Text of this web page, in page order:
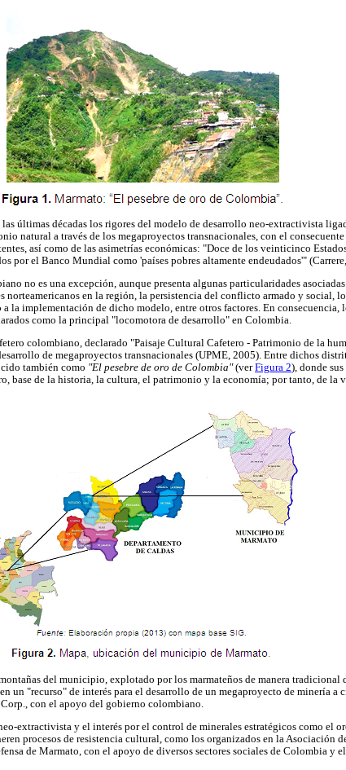
últimas décadas los rigores del modelo de desarrollo neo-extractivista
natural a través de los megaproyectos transnacionales, con el
así como de las asimetrías económicas: "Doce de los veinticinco
por el Banco Mundial como 'países pobres altamente endeudados'"
no es una excepción, aunque presenta algunas particularidades
norteamericanos en la región, la persistencia del conflicto armado y social,
a la implementación de dicho modelo, entre otros factores. En consecuencia,
como la principal "locomotora de desarrollo" en Colombia.
colombiano, declarado "Paisaje Cultural Cafetero - Patrimonio de la
de megaproyectos transnacionales (UPME, 2005). Entre dichos
también como "El pesebre de oro de Colombia"(verFigura 2), donde
base de la historia, la cultura, el patrimonio y la economía; por tanto, de la
del municipio, explotado por los marmateños de manera tradicional
un "recurso" de interés para el desarrollo de un megaproyecto de minería a
con el apoyo del gobierno colombiano.
extractivista y el interés por el control de minerales estratégicos como el
procesos de resistencia cultural, como los organizados en la Asociación
de Marmato, con el apoyo de diversos sectores sociales de Colombia y